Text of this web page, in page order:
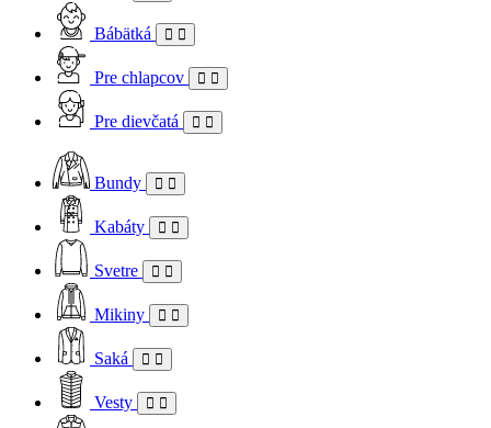
Bábätká
Pre chlapcov
Pre dievčatá
Bundy
Kabáty
Svetre
Mikiny
Saká
Vesty